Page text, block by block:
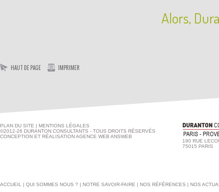
Alors,
HAUT DE PAGE IMPRIMER
PLAN DU SITE | MENTIONS LÉGALES
©2012-26 DURANTON CONSULTANTS - TOUS DROITS RÉSERVÉS
CONCEPTION ET RÉALISATIONAGENCE WEB ANSWEB
190 RUE
75015 PARIS
ACCUEIL | QUI SOMMES NOUS ? | NOTRE SAVOIR-FAIRE | NOS RÉFÉRENCES | NOS